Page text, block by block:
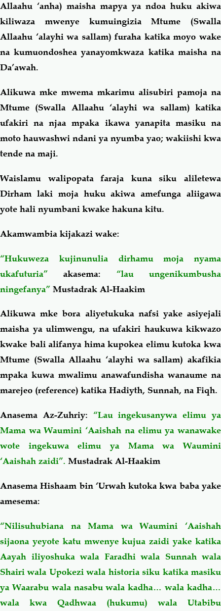
Allaahu ‘anha) maisha mapya ya ndoa huku akiwa
kiliwaza mwenye kumuingizia Mtume (Swalla
Allaahu ‘alayhi wa sallam) furaha katika moyo wake
na kumuondoshea yanayomkwaza katika maisha na
Da’awah.
Alikuwa mke mwema mkarimu alisubiri pamoja na
Mtume (Swalla Allaahu ‘alayhi wa sallam) katika
ufakiri na njaa mpaka ikawa yanapita masiku na
moto hauwashwi ndani ya nyumba yao; wakiishi kwa
tende na maji.
Waislamu walipopata faraja kuna siku aliletewa
Dirham laki moja huku akiwa amefunga aliigawa
yote hali nyumbani kwake hakuna kitu.
Akamwambia kijakazi wake:
“Hukuweza kujinunulia dirhamu moja nyama
ukafuturia” akasema: “lau ungenikumbusha
ningefanya” Mustadrak Al-Haakim
Alikuwa mke bora aliyetukuka nafsi yake asiyejali
maisha ya ulimwengu, na ufakiri haukuwa kikwazo
kwake bali alifanya hima kupokea elimu kutoka kwa
Mtume (Swalla Allaahu ‘alayhi wa sallam) akafikia
mpaka kuwa mwalimu anawafundisha wanaume na
marejeo (reference) katika Hadiyth, Sunnah, na Fiqh.
Anasema Az-Zuhriy: “Lau ingekusanywa elimu ya
Mama wa Waumini ‘Aaishah na elimu ya wanawake
wote ingekuwa elimu ya Mama wa Waumini
‘Aaishah zaidi”. Mustadrak Al-Haakim
Anasema Hishaam bin ‘Urwah kutoka kwa baba yake
amesema:
“Nilisuhubiana na Mama wa Waumini ‘Aaishah
sijaona yeyote katu mwenye kujua zaidi yake katika
Aayah iliyoshuka wala Faradhi wala Sunnah wala
Shairi wala Upokezi wala historia siku katika masiku
ya Waarabu wala nasabu wala kadha… wala kadha…
wala kwa Qadhwaa (hukumu) wala Utabibu